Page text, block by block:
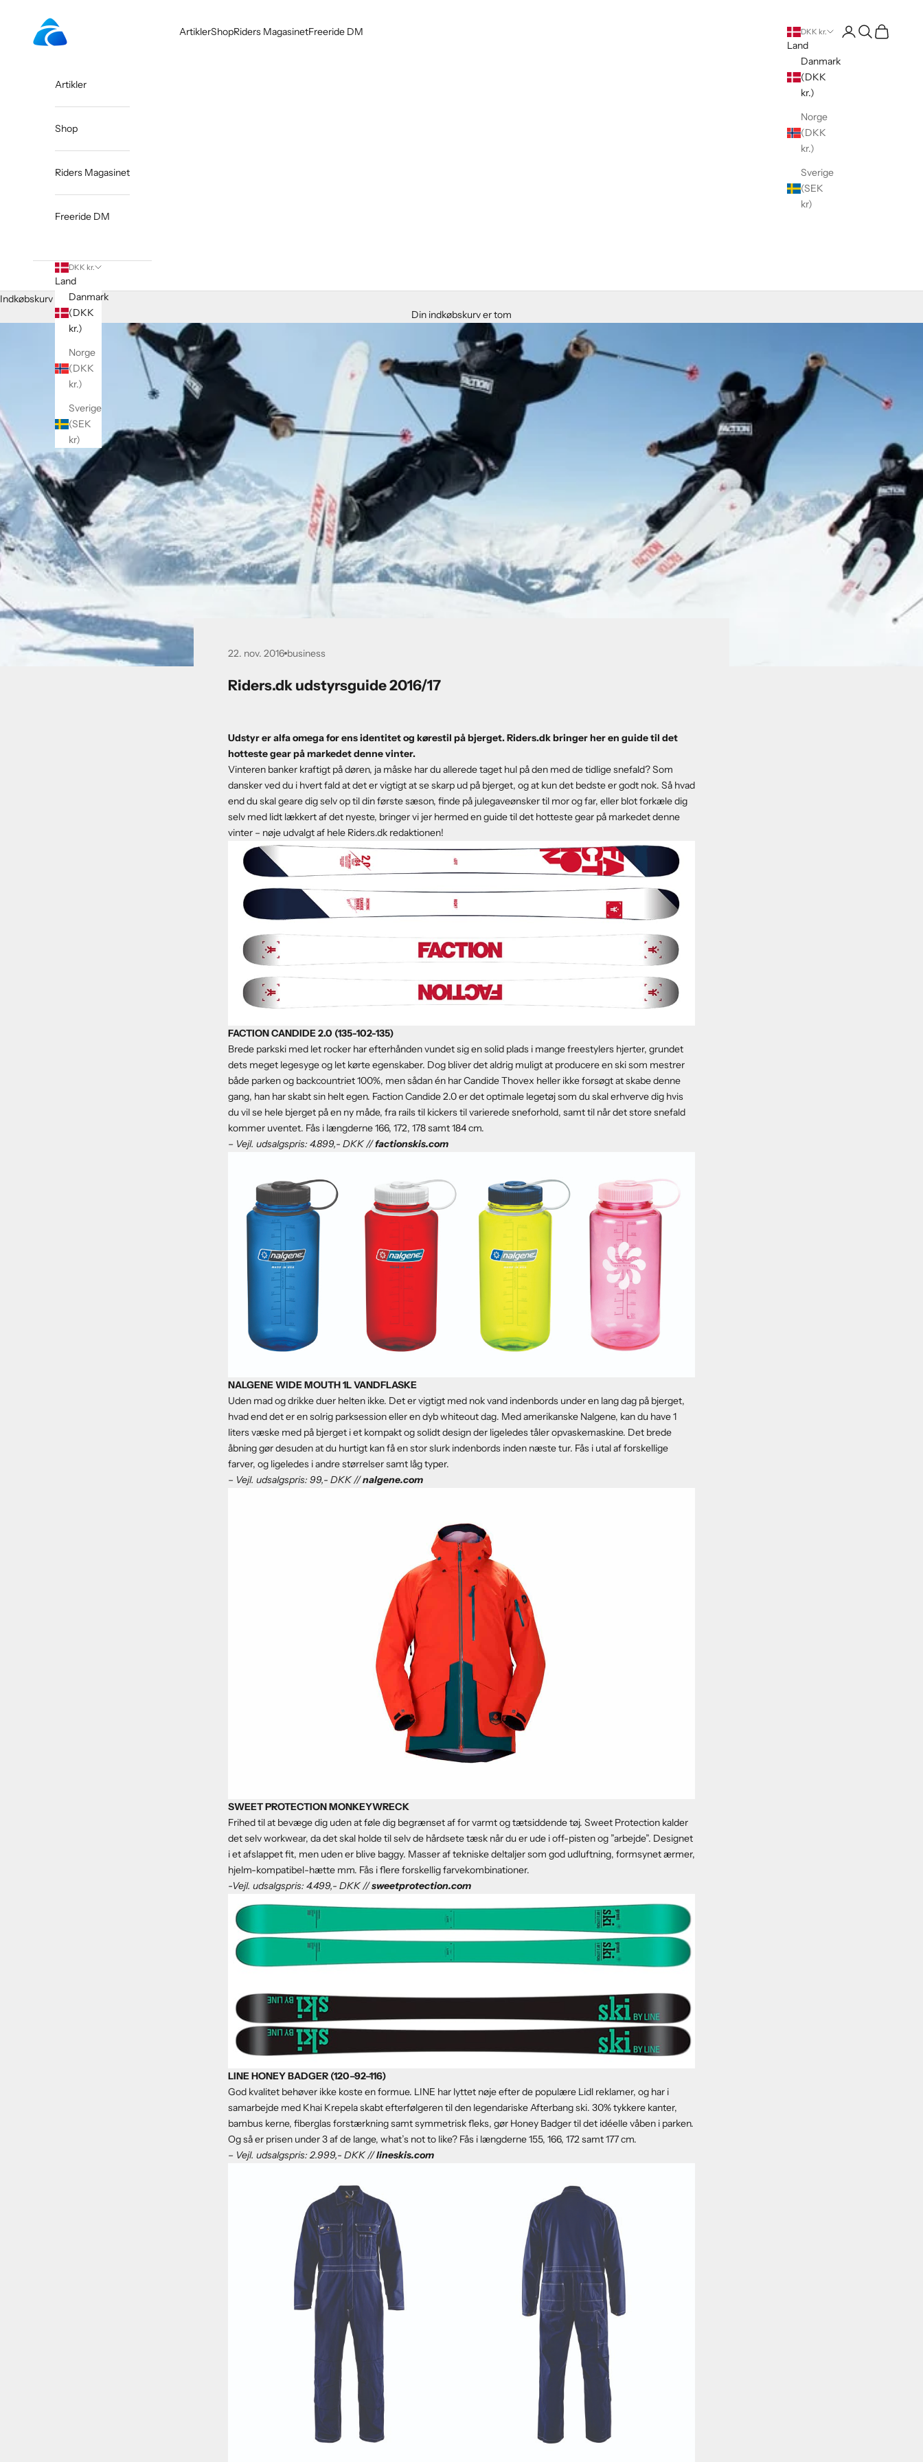
Riders.dk
ArtiklerShopRiders MagasinetFreeride DM DKK kr.
Land
Danmark
(DKK
kr.)
Norge
(DKK
kr.)
Sverige
(SEK
kr)
Log på
Søg
Artikler
Shop
Riders Magasinet
Freeride DM
DKK kr.
Land
Danmark
(DKK
kr.)
Norge
(DKK
kr.)
Sverige
(SEK
kr)
Indkøbskurv
Din indkøbskurv er tom
22. nov. 2016 business
Riders.dk udstyrsguide 2016/17
Udstyr er alfa omega for ens identitet og kørestil på bjerget. Riders.dk bringer her en guide til det
hotteste gear på markedet denne vinter.
Vinteren banker kraftigt på døren, ja måske har du allerede taget hul på den med de tidlige snefald? Som
dansker ved du i hvert fald at det er vigtigt at se skarp ud på bjerget, og at kun det bedste er godt nok. Så hvad
end du skal geare dig selv op til din første sæson, finde på julegaveønsker til mor og far, eller blot forkæle dig
selv med lidt lækkert af det nyeste, bringer vi jer hermed en guide til det hotteste gear på markedet denne
vinter – nøje udvalgt af hele Riders.dk redaktionen!
FACTION CANDIDE 2.0 (135-102-135)
Brede parkski med let rocker har efterhånden vundet sig en solid plads i mange freestylers hjerter, grundet
dets meget legesyge og let kørte egenskaber. Dog bliver det aldrig muligt at producere en ski som mestrer
både parken og backcountriet 100%, men sådan én har Candide Thovex heller ikke forsøgt at skabe denne
gang, han har skabt sin helt egen. Faction Candide 2.0 er det optimale legetøj som du skal erhverve dig hvis
du vil se hele bjerget på en ny måde, fra rails til kickers til varierede sneforhold, samt til når det store snefald
kommer uventet. Fås i længderne 166, 172, 178 samt 184 cm.
– Vejl. udsalgspris: 4.899,- DKK //factionskis.com
NALGENE WIDE MOUTH 1L VANDFLASKE
Uden mad og drikke duer helten ikke. Det er vigtigt med nok vand indenbords under en lang dag på bjerget,
hvad end det er en solrig parksession eller en dyb whiteout dag. Med amerikanske Nalgene, kan du have 1
liters væske med på bjerget i et kompakt og solidt design der ligeledes tåler opvaskemaskine. Det brede
åbning gør desuden at du hurtigt kan få en stor slurk indenbords inden næste tur. Fås i utal af forskellige
farver, og ligeledes i andre størrelser samt låg typer.
– Vejl. udsalgspris: 99,- DKK //nalgene.com
SWEET PROTECTION MONKEYWRECK
Frihed til at bevæge dig uden at føle dig begrænset af for varmt og tætsiddende tøj. Sweet Protection kalder
det selv workwear, da det skal holde til selv de hårdsete tæsk når du er ude i off-pisten og ”arbejde”. Designet
i et afslappet fit, men uden er blive baggy. Masser af tekniske deltaljer som god udluftning, formsynet ærmer,
hjelm-kompatibel-hætte mm. Fås i flere forskellig farvekombinationer.
-Vejl. udsalgspris: 4.499,- DKK //sweetprotection.com
LINE HONEY BADGER (120–92–116)
God kvalitet behøver ikke koste en formue. LINE har lyttet nøje efter de populære Lidl reklamer, og har i
samarbejde med Khai Krepela skabt efterfølgeren til den legendariske Afterbang ski. 30% tykkere kanter,
bambus kerne, fiberglas forstærkning samt symmetrisk fleks, gør Honey Badger til det idéelle våben i parken.
Og så er prisen under 3 af de lange, what’s not to like? Fås i længderne 155, 166, 172 samt 177 cm.
– Vejl. udsalgspris: 2.999,- DKK //lineskis.com